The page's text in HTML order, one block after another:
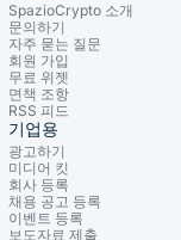
SpazioCrypto 소개
문의하기
자주 묻는 질문
회원 가입
무료 위젯
면책 조항
RSS 피드
기업용
광고하기
미디어 킷
회사 등록
채용 공고 등록
이벤트 등록
보도자료 제출